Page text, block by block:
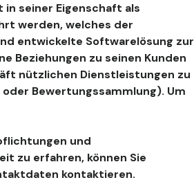
seiner Eigenschaft als
werden, welches der
entwickelte Softwarelösung zur
Beziehungen zu seinen Kunden
nützlichen Dienstleistungen zu
Bewertungssammlung). Um
und
zu erfahren, können Sie
kontaktieren.